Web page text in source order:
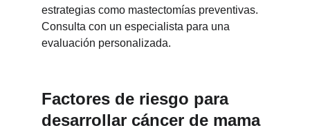
estrategias como mastectomías preventivas.
Consulta con un especialista para una
evaluación personalizada.
Factores de riesgo para
desarrollar cáncer de mama